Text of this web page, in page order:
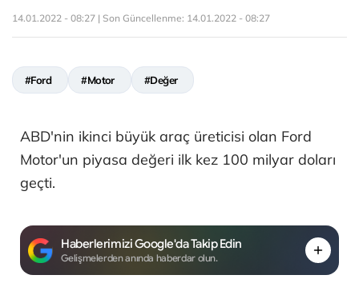
14.01.2022 - 08:27 | Son Güncellenme: 14.01.2022 - 08:27
#Ford #Motor #Değer
ABD'nin ikinci büyük araç üreticisi olan Ford
Motor'un piyasa değeri ilk kez 100 milyar doları
geçti.
Haberlerimizi Google'da Takip Edin
Gelişmelerden anında haberdar olun.